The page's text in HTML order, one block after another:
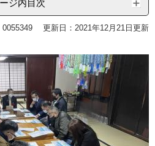
ジ内目次
更新日：2021年12月21日更新